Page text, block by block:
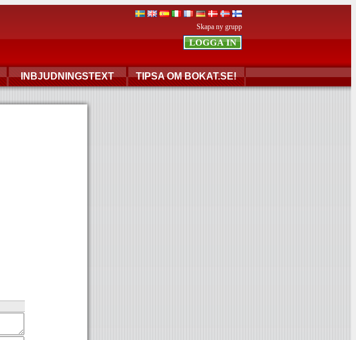
Skapa ny grupp
INBJUDNINGSTEXT TIPSA OM BOKAT.SE!